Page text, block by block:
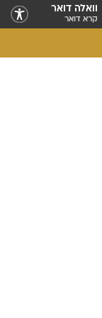
וואלה דואר
קרא דואר